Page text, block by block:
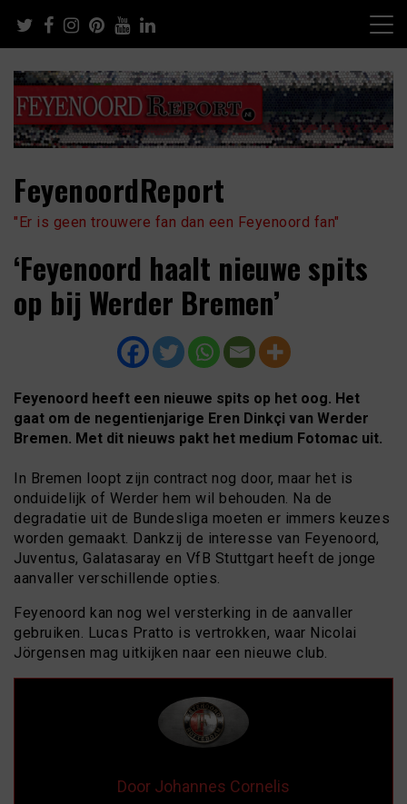
content
FeyenoordReport
"Er is geen trouwere fan dan een Feyenoord fan"
‘Feyenoord haalt nieuwe spits
op bij Werder Bremen’
Feyenoord heeft een nieuwe spits op het oog. Het
gaat om de negentienjarige Eren Dinkçi van Werder
Bremen. Met dit nieuws pakt het medium Fotomac uit.
In Bremen loopt zijn contract nog door, maar het is
onduidelijk of Werder hem wil behouden. Na de
degradatie uit de Bundesliga moeten er immers keuzes
worden gemaakt. Dankzij de interesse van Feyenoord,
Juventus, Galatasaray en VfB Stuttgart heeft de jonge
aanvaller verschillende opties.
Feyenoord kan nog wel versterking in de aanvaller
gebruiken. Lucas Pratto is vertrokken, waar Nicolai
Jörgensen mag uitkijken naar een nieuwe club.
Door Johannes Cornelis